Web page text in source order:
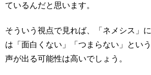
ているんだと思います。
そういう視点で見れば、「ネメシス」に
は「面白くない」「つまらない」という
声が出る可能性は高いでしょう。